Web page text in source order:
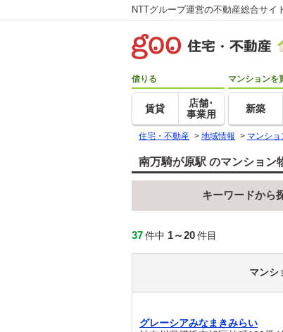
NTTグループ運営の不動産総合サイ
借りる
賃貸
店舗･
事業用
マンションを
新築
住宅・不動産 > 地域情報 > マンシ
南万騎が原駅 のマンション
キーワードから
37件中 1～20件目
マンシ
グレーシアみなまきみらい